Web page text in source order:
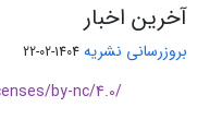
آخرین اخبار
بروزرسانی نشریه 1404-02-22
by-nc/4.0/